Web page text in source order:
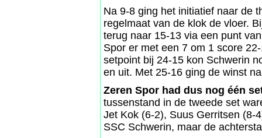
Na 9-8 ging het initiatief naar de
regelmaat van de klok de vloer.
terug naar 15-13 via een punt
Spor er met een 7 om 1 score
setpoint bij 24-15 kon Schwerin
en uit. Met 25-16 ging de winst
Zeren Spor had dus nog één
tussenstand in de tweede set
Jet Kok (6-2), Suus Gerritsen (8-
SSC Schwerin, maar de